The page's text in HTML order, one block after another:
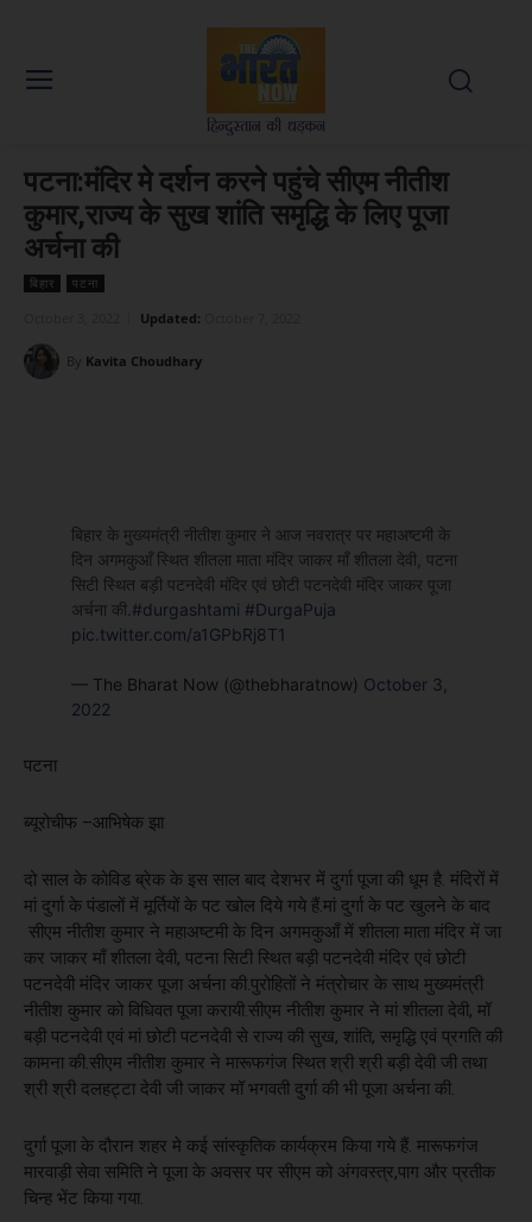
पटना:मंदिर मे दर्शन करने पहुंचे सीएम नीतीश
कुमार,राज्य के सुख शांति समृद्धि के लिए पूजा
अर्चना की
बिहार पटना
Updated:
By Kavita Choudhary
बिहार के मुख्यमंत्री नीतीश कुमार ने आज नवरात्र पर महाअष्टमी के
दिन अगमकुआँ स्थित शीतला माता मंदिर जाकर माँ शीतला देवी, पटना
सिटी स्थित बड़ी पटनदेवी मंदिर एवं छोटी पटनदेवी मंदिर जाकर पूजा
अर्चना की. #durgashtami #DurgaPuja
pic.twitter.com/a1GPbRj8T1
— The Bharat Now (@thebharatnow) October 3,
2022
पटना
ब्यूरोचीफ –आभिषेक झा
दो साल के कोविड ब्रेक के इस साल बाद देशभर में दुर्गा पूजा की धूम है. मंदिरों में
मां दुर्गा के पंडालों में मूर्तियों के पट खोल दिये गये हैं.मां दुर्गा के पट खुलने के बाद
सीएम नीतीश कुमार ने महाअष्टमी के दिन अगमकुआँ में शीतला माता मंदिर में जा
कर जाकर माँ शीतला देवी, पटना सिटी स्थित बड़ी पटनदेवी मंदिर एवं छोटी
पटनदेवी मंदिर जाकर पूजा अर्चना की.पुरोहितों ने मंत्रोचार के साथ मुख्यमंत्री
नीतीश कुमार को विधिवत पूजा करायी.सीएम नीतीश कुमार ने मां शीतला देवी, मॉ
बड़ी पटनदेवी एवं मां छोटी पटनदेवी से राज्य की सुख, शांति, समृद्धि एवं प्रगति की
कामना की.सीएम नीतीश कुमार ने मारूफगंज स्थित श्री श्री बड़ी देवी जी तथा
श्री श्री दलहट्टा देवी जी जाकर मॉ भगवती दुर्गा की भी पूजा अर्चना की.
दुर्गा पूजा के दौरान शहर मे कई सांस्कृतिक कार्यक्रम किया गये हैं. मारूफगंज
मारवाड़ी सेवा समिति ने पूजा के अवसर पर सीएम को अंगवस्त्र,पाग और प्रतीक
चिन्ह भेंट किया गया.